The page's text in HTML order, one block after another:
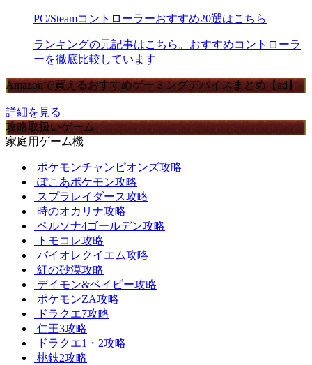
PC/Steamコントローラーおすすめ20選はこちら
ランキングの元記事はこちら。おすすめコントローラ
ーを徹底比較しています
Amazonで買えるおすすめゲーミングデバイスまとめ【ad】
詳細を見る
攻略取扱いゲーム
家庭用ゲーム機
ポケモンチャンピオンズ攻略
ぽこあポケモン攻略
スプラレイダース攻略
時のオカリナ攻略
ペルソナ4ゴールデン攻略
トモコレ攻略
バイオレクイエム攻略
紅の砂漠攻略
デイモン&ベイビー攻略
ポケモンZA攻略
ドラクエ7攻略
仁王3攻略
ドラクエ1・2攻略
桃鉄2攻略